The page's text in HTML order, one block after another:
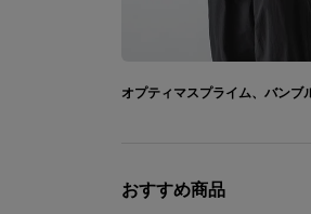
おすすめ商品